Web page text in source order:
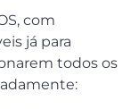
com
já para
todos os